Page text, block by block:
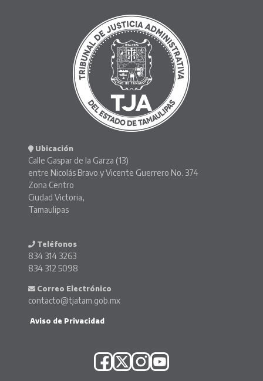
Ubicación
Calle Gaspar de la Garza (13)
entre Nicolás Bravo y Vicente Guerrero No. 374
Zona Centro
Ciudad Victoria,
Tamaulipas
Teléfonos
834 314 3263
834 312 5098
Correo Electrónico
contacto@tjatam.gob.mx
Aviso de Privacidad